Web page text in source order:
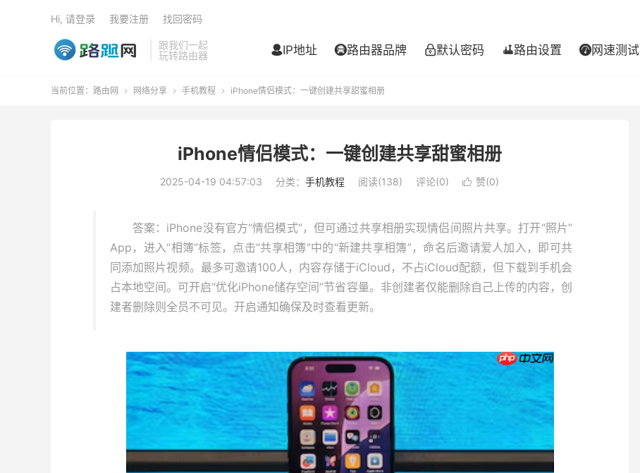
跟我们一起
玩转路由器
IP地址 路由器品牌 默认密码 路由设置 网速测试
Hi, 请登录 我要注册 找回密码
当前位置： 路由网  网络分享  手机教程  iPhone情侣模式：一键创建共享甜蜜相册
iPhone情侣模式：一键创建共享甜蜜相册
2025-04-19 04:57:03 分类： 手机教程 阅读(138) 评论(0)  赞(0)
答案：iPhone没有官方“情侣模式”，但可通过共享相册实现情侣间照片共享。打开“照片”
App，进入“相簿”标签，点击“共享相簿”中的“新建共享相簿”，命名后邀请爱人加入，即可共
同添加照片视频。最多可邀请100人，内容存储于iCloud，不占iCloud配额，但下载到手机会
占本地空间。可开启“优化iPhone储存空间”节省容量。非创建者仅能删除自己上传的内容，创
建者删除则全员不可见。开启通知确保及时查看更新。